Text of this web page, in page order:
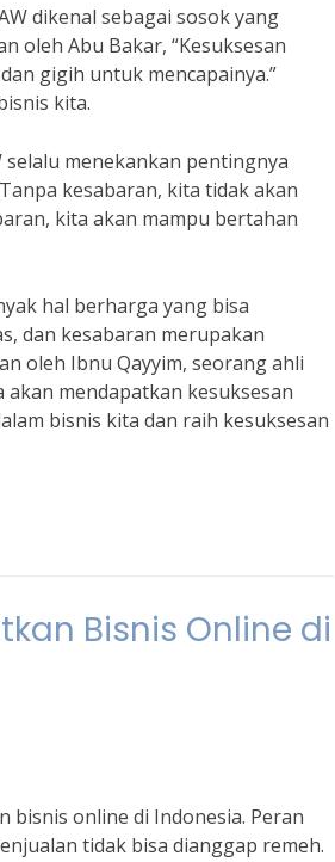
dikenal sebagai sosok yang
oleh Abu Bakar, “Kesuksesan
gigih untuk mencapainya.”
kita.
selalu menekankan pentingnya
kesabaran, kita tidak akan
kita akan mampu bertahan
hal berharga yang bisa
dan kesabaran merupakan
oleh Ibnu Qayyim, seorang ahli
akan mendapatkan kesuksesan
bisnis kita dan raih kesuksesan
Bisnis Online di
online di Indonesia. Peran
tidak bisa dianggap remeh.